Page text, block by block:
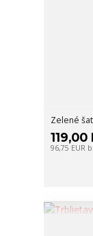
Zelené
119,00
96,75 EUR